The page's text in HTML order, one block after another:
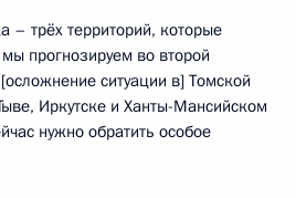
– трёх территорий, которые
прогнозируем во второй
ситуации в] Томской
Иркутске и Ханты-Мансийском
нужно обратить особое